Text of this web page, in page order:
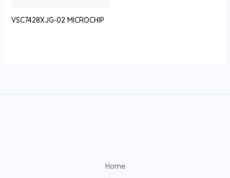
VSC7428XJG-02 MICROCHIP
Home